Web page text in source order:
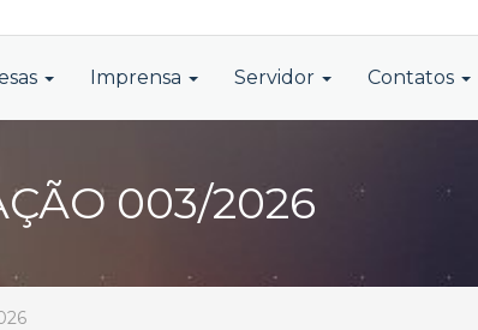
Imprensa Servidor Contatos
003/2026